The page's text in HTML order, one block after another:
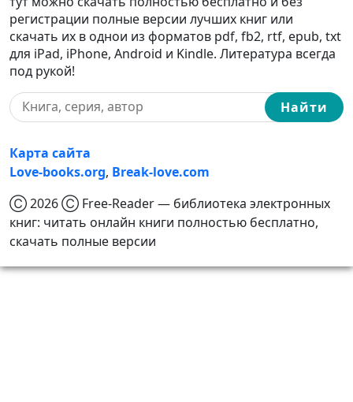
регистрации полные версии лучших книг или
скачать их в однои из форматов pdf, fb2, rtf, epub, txt
для iPad, iPhone, Android и Kindle. Литература всегда
под рукой!
Найти
Карта сайта
Love-books.org, Break-love.com
Ⓒ 2026 Ⓒ Free-Reader — библиотека электронных
книг: читать онлайн книги полностью бесплатно,
скачать полные версии